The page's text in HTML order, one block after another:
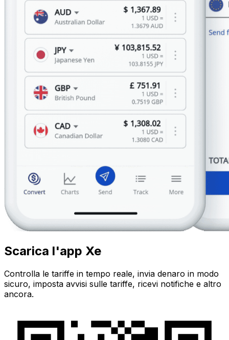
Scarica l'app Xe
Controlla le tariffe in tempo reale, invia denaro in modo
sicuro, imposta avvisi sulle tariffe, ricevi notifiche e altro
ancora.